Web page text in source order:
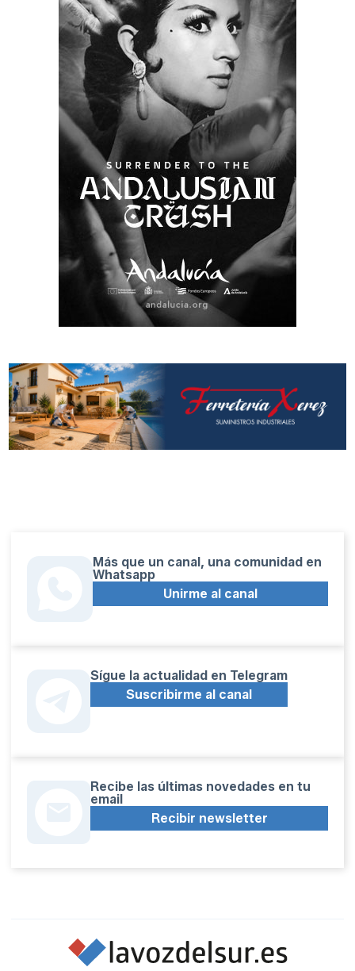
Más que un canal, una comunidad en
Whatsapp
Unirme al canal
Sígue la actualidad en Telegram
Suscribirme al canal
Recibe las últimas novedades en tu
email
Recibir newsletter